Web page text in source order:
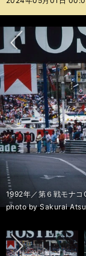
ー
バ
次へ
1991年／第１戦アメ
photo by Atsuta
1992年／第６戦モナコ
photo by Atsuta
1993年／第１戦南ア
photo by Atsuta
1993年／第３戦ヨー
photo by Atsuta
1994年／第２戦パシ
photo by Atsuta
イモラ・サーキットの
photo by Atsuta
1991年／アメリカGP
photo by Atsuta
F1フォトグラファーの
photo by Igarashi
1992年／第６戦モナコ
photo by Sakurai
1992年／第８戦フラ
photo by Sakurai
1992年／第11戦ハン
photo by Sakurai
1992年／第13戦イタ
photo by Sakurai
1992年／第16戦オー
photo by Sakurai
1992年／第15戦日本
photo by Sakurai
F1フォトグラファーの
photo by Igarashi
前へ